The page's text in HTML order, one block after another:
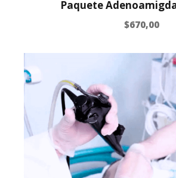
Paquete
$670,00